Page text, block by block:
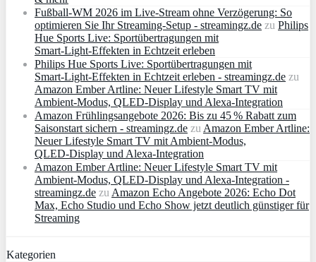
Fußball-WM 2026 im Live-Stream ohne Verzögerung: So
optimieren Sie Ihr Streaming-Setup - streamingz.de zu Philips
Hue Sports Live: Sportübertragungen mit
Smart‑Light‑Effekten in Echtzeit erleben
Philips Hue Sports Live: Sportübertragungen mit
Smart‑Light‑Effekten in Echtzeit erleben - streamingz.de zu
Amazon Ember Artline: Neuer Lifestyle Smart TV mit
Ambient‑Modus, QLED‑Display und Alexa‑Integration
Amazon Frühlingsangebote 2026: Bis zu 45 % Rabatt zum
Saisonstart sichern - streamingz.de zu Amazon Ember Artline:
Neuer Lifestyle Smart TV mit Ambient‑Modus,
QLED‑Display und Alexa‑Integration
Amazon Ember Artline: Neuer Lifestyle Smart TV mit
Ambient‑Modus, QLED‑Display und Alexa‑Integration -
streamingz.de zu Amazon Echo Angebote 2026: Echo Dot
Max, Echo Studio und Echo Show jetzt deutlich günstiger für
Streaming
Kategorien